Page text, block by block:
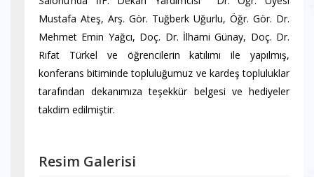
Mustafa Ateş, Arş. Gör. Tuğberk Uğurlu, Öğr. Gör. Dr.
Mehmet Emin Yağcı, Doç. Dr. İlhami Günay, Doç. Dr.
Rıfat Türkel ve öğrencilerin katılımı ile yapılmış,
konferans bitiminde topluluğumuz ve kardeş topluluklar
tarafından dekanımıza teşekkür belgesi ve hediyeler
takdim edilmiştir.
Resim Galerisi